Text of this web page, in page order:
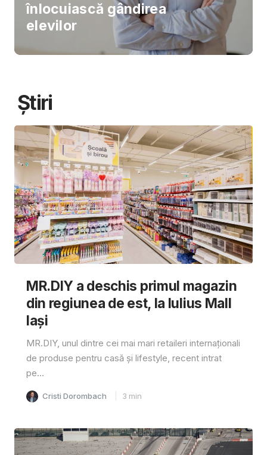
înlocuiască gândirea
elevilor
Știri
MR.DIY a deschis primul magazin
din regiunea de est, la Iulius Mall
Iași
MR.DIY, unul dintre cei mai mari retaileri internaționali
de produse pentru casă și lifestyle, recent intrat
pe...
Cristi Dorombach 3 min